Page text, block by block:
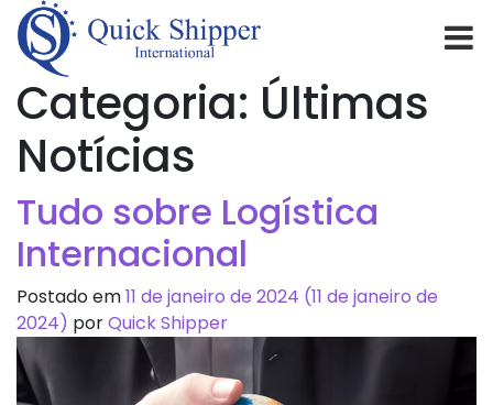
Categoria: Últimas
Notícias
Tudo sobre Logística
Internacional
Postado em11 de janeiro de 2024 (11 de janeiro de
2024) porQuick Shipper